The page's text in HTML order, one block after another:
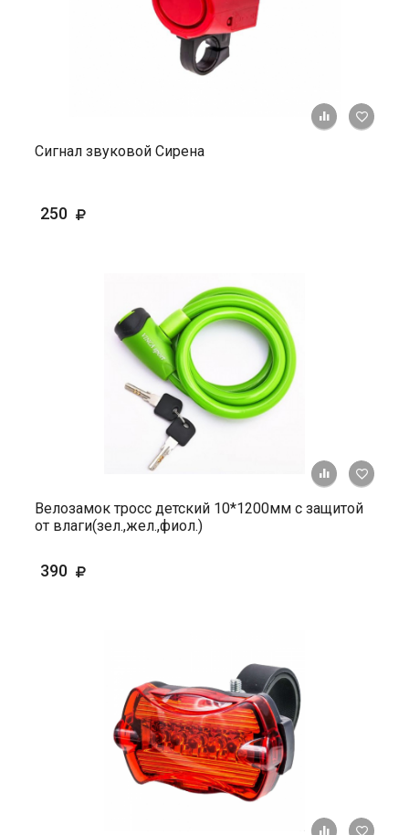
+ К
Сигнал звуковой Сирена
250
+ К
Велозамок тросс детский 10*1200мм c защитой
от влаги(зел.,жел.,фиол.)
390
+ К